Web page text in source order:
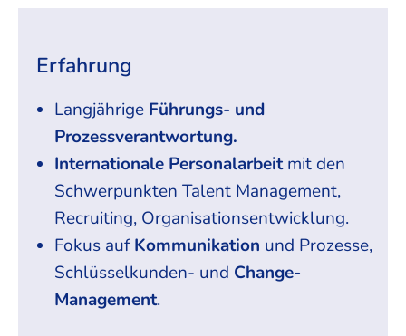
Erfahrung
Langjährige Führungs- und
Prozessverantwortung.
Internationale Personalarbeitmit den
Schwerpunkten Talent Management,
Recruiting, Organisationsentwicklung.
Fokus aufKommunikation und Prozesse,
Schlüsselkunden- und Change-
Management.